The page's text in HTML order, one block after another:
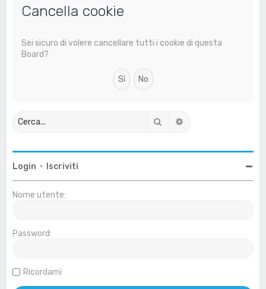
Cancella cookie
Sei sicuro di volere cancellare tutti i cookie di questa
Board?
Cerca
Login • Iscriviti
Nome utente:
Password:
Ricordami